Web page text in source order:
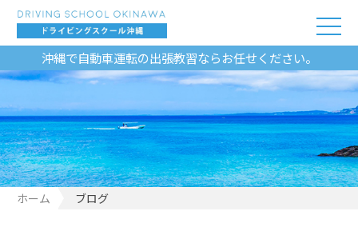
沖縄で自動車運転の出張教習ならお任せください。
ホーム ブログ